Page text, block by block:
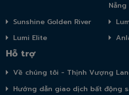
Nẵng
Sunshine Golden River
Lumi Elite
Hỗ trợ
Về chúng tôi - Thịnh Vượng
Hướng dẫn giao dịch bất động